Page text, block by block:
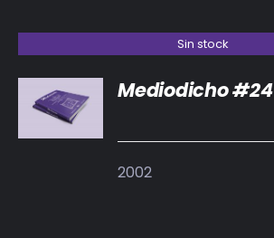
Sin stock
DETALLES
Mediodicho #24
2002